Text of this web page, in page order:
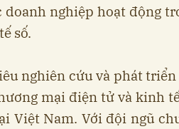
doanh nghiệp hoạt động
số.
nghiên cứu và phát triển
mại điện tử và kinh
Việt Nam. Với đội ngũ